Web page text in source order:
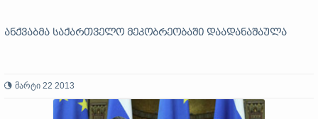
ანქვაბმა საქართველო მეკობრეობაში დაადანაშაულა
მარტი 22 2013